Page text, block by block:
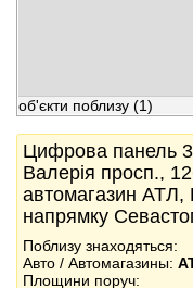
об'єкти поблизу (1)
Цифрова панель
Валерія просп.,
автомагазин
напрямку
Поблизу знаходяться:
Авто / Автомагазины:
Площини поруч: